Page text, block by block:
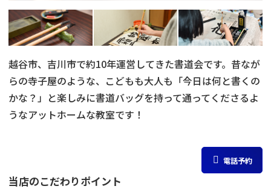
越谷市、吉川市で約10年運営してきた書道会です。昔なが
らの寺子屋のような、こどもも大人も「今日は何と書くの
かな？」と楽しみに書道バッグを持って通ってくださるよ
うなアットホームな教室です！
電話予約
当店のこだわりポイント